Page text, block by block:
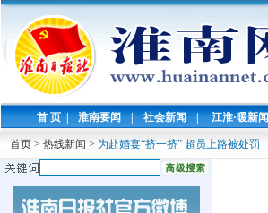
首 页 | 淮南要闻 | 社会新闻 | 江淮·暖新闻
首页 > 热线新闻 > 为赴婚宴“挤一挤” 超员上路被处罚